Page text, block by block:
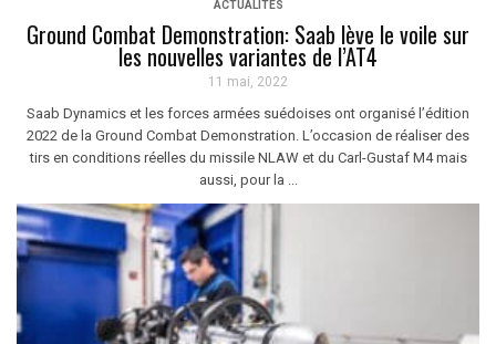
ACTUALITÉS
Ground Combat Demonstration: Saab lève le voile sur
les nouvelles variantes de l’AT4
11 mai, 2022
Saab Dynamics et les forces armées suédoises ont organisé l’édition
2022 de la Ground Combat Demonstration. L’occasion de réaliser des
tirs en conditions réelles du missile NLAW et du Carl-Gustaf M4 mais
aussi, pour la ...